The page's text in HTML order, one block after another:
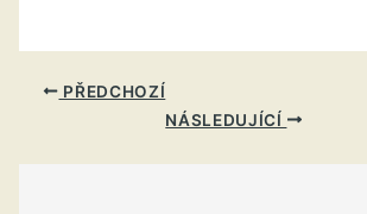
PŘEDCHOZÍ
NÁSLEDUJÍCÍ